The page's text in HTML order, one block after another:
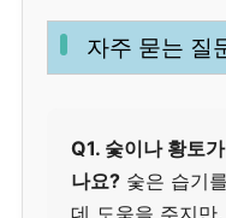
자주 묻는 질
Q1. 숯이나 황토
나요? 숯은 습기
데 도움을 주지만